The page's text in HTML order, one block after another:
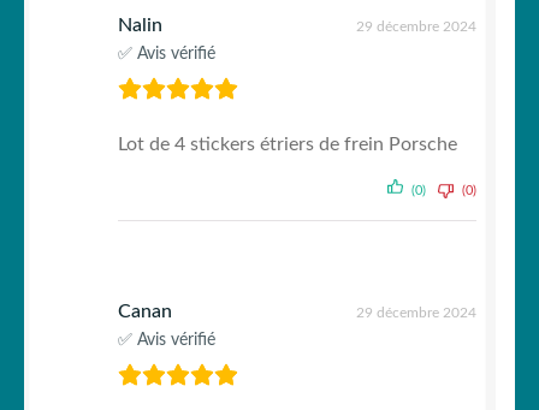
Nalin
✅ Avis vérifié
29 décembre 2024
Lot de 4 stickers étriers de frein Porsche
(0) (0)
Canan
✅ Avis vérifié
29 décembre 2024